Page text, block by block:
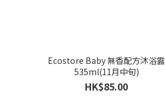
Ecostore Baby 無香配方沐浴露
535ml(11月中旬)
HK$85.00